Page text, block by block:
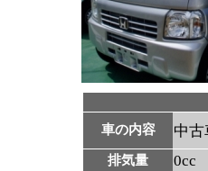
車の内容
中古
排気量 0cc